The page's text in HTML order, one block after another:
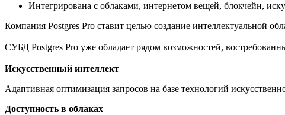
Интегрирована с облаками, интернетом вещей, блокчейн,
Компания Postgres Pro ставит целью создание интеллектуальной
СУБД Postgres Pro уже обладает рядом возможностей,
Искусственный интеллект
Адаптивная оптимизация запросов на базе технологий
Доступность в облаках